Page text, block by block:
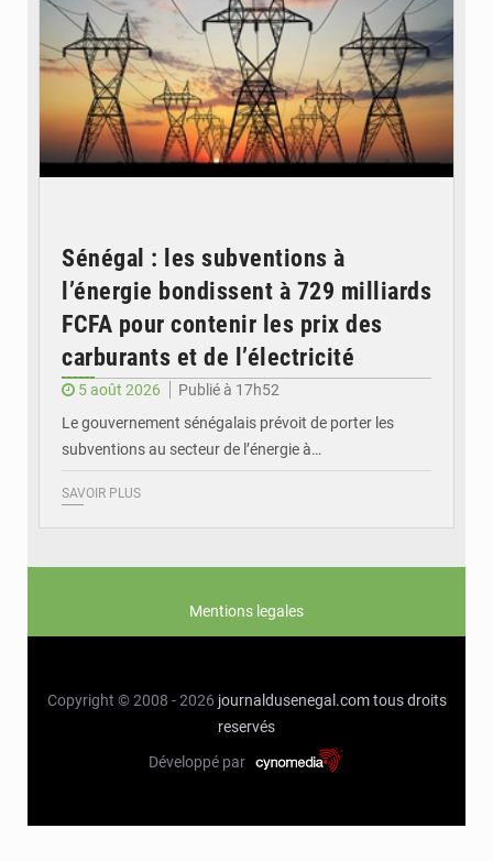
Sénégal : les subventions à
l’énergie bondissent à 729 milliards
FCFA pour contenir les prix des
carburants et de l’électricité
5 août 2026
Publié à 17h52
Le gouvernement sénégalais prévoit de porter les
subventions au secteur de l’énergie à…
SAVOIR PLUS
Mentions legales
Copyright © 2008 - 2026 journaldusenegal.com tous droits
reservés
Développé par